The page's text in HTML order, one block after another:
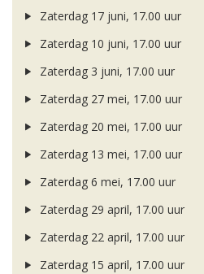
Zaterdag 17 juni, 17.00 uur
Zaterdag 10 juni, 17.00 uur
Zaterdag 3 juni, 17.00 uur
Zaterdag 27 mei, 17.00 uur
Zaterdag 20 mei, 17.00 uur
Zaterdag 13 mei, 17.00 uur
Zaterdag 6 mei, 17.00 uur
Zaterdag 29 april, 17.00 uur
Zaterdag 22 april, 17.00 uur
Zaterdag 15 april, 17.00 uur